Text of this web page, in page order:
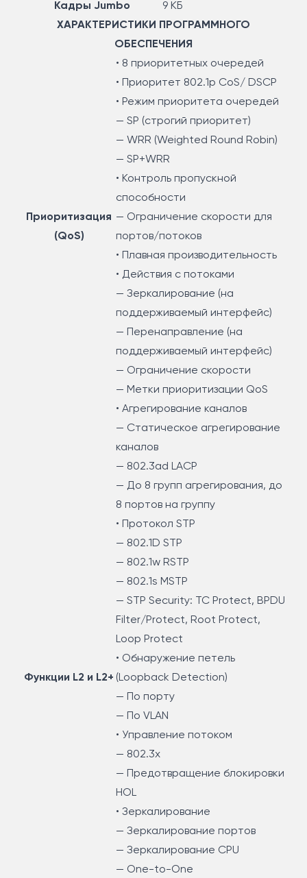
Кадры Jumbo
9 КБ
ХАРАКТЕРИСТИКИ ПРОГРАММНОГО
ОБЕСПЕЧЕНИЯ
Приоритизация
(QoS)
• 8 приоритетных очередей
• Приоритет 802.1p CoS/ DSCP
• Режим приоритета очередей
— SP (строгий приоритет)
— WRR (Weighted Round Robin)
— SP+WRR
• Контроль пропускной
способности
— Ограничение скорости для
портов/потоков
• Плавная производительность
• Действия с потоками
— Зеркалирование (на
поддерживаемый интерфейс)
— Перенаправление (на
поддерживаемый интерфейс)
— Ограничение скорости
— Метки приоритизации QoS
Функции L2 и L2+
• Агрегирование каналов
— Статическое агрегирование
каналов
— 802.3ad LACP
— До 8 групп агрегирования, до
8 портов на группу
• Протокол STP
— 802.1D STP
— 802.1w RSTP
— 802.1s MSTP
— STP Security: TC Protect, BPDU
Filter/Protect, Root Protect,
Loop Protect
• Обнаружение петель
(Loopback Detection)
— По порту
— По VLAN
• Управление потоком
— 802.3x
— Предотвращение блокировки
HOL
• Зеркалирование
— Зеркалирование портов
— Зеркалирование CPU
— One-to-One